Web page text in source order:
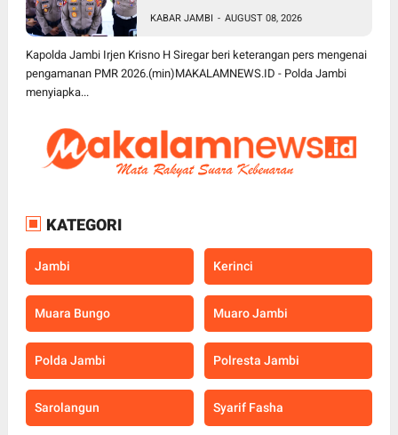
Personel untuk Pengamanan
KABAR JAMBI - AUGUST 08, 2026
Kapolda Jambi Irjen Krisno H Siregar beri keterangan pers mengenai
pengamanan PMR 2026.(min)MAKALAMNEWS.ID - Polda Jambi
menyiapka...
KATEGORI
Jambi Kerinci
Muara Bungo Muaro Jambi
Polda Jambi Polresta Jambi
Sarolangun Syarif Fasha